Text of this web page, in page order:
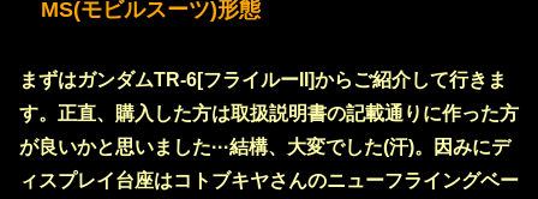
MS(モビルスーツ)形態
まずはガンダムTR-6[フライルーII]からご紹介して行きま
す。正直、購入した方は取扱説明書の記載通りに作った方
が良いかと思いました···結構、大変でした(汗)。因みにデ
ィスプレイ台座はコトブキヤさんのニューフライングベー